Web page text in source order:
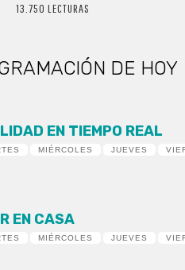
13.750 LECTURAS
DE HOY
EN TIEMPO REAL
MIÉRCOLES JUEVES
EN CASA
MIÉRCOLES JUEVES